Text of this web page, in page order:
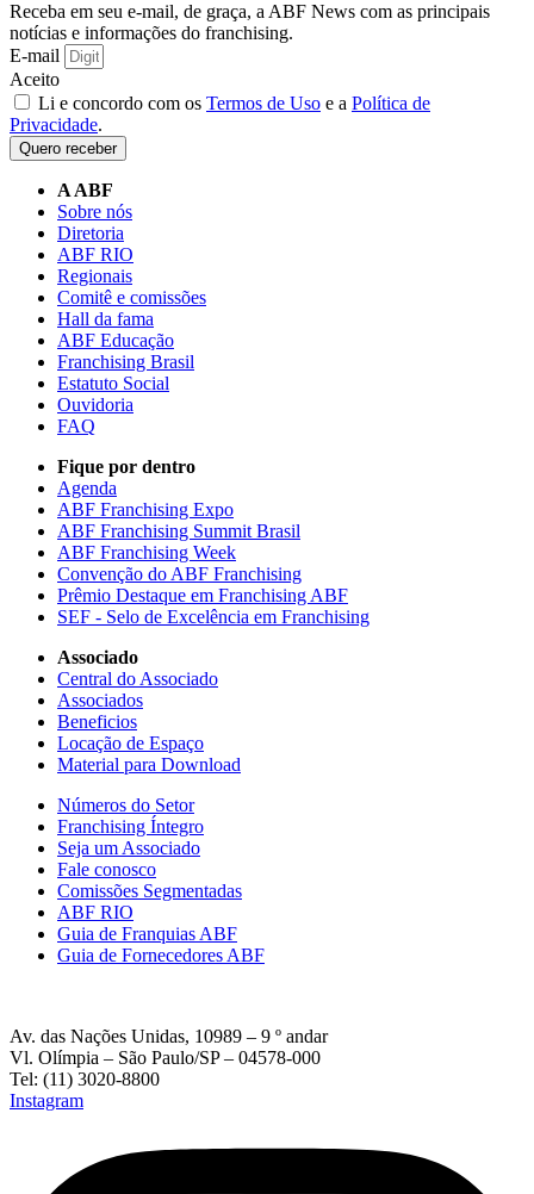
Receba em seu e-mail, de graça, a ABF News com as principais
notícias e informações do franchising.
E-mail
Aceito
Li e concordo com os Termos de Uso e a Política de
Privacidade.
Quero receber
A ABF
Sobre nós
Diretoria
ABF RIO
Regionais
Comitê e comissões
Hall da fama
ABF Educação
Franchising Brasil
Estatuto Social
Ouvidoria
FAQ
Fique por dentro
Agenda
ABF Franchising Expo
ABF Franchising Summit Brasil
ABF Franchising Week
Convenção do ABF Franchising
Prêmio Destaque em Franchising ABF
SEF - Selo de Excelência em Franchising
Associado
Central do Associado
Associados
Beneficios
Locação de Espaço
Material para Download
Números do Setor
Franchising Íntegro
Seja um Associado
Fale conosco
Comissões Segmentadas
ABF RIO
Guia de Franquias ABF
Guia de Fornecedores ABF
Av. das Nações Unidas, 10989 – 9 º andar
Vl. Olímpia – São Paulo/SP – 04578-000
Tel: (11) 3020-8800
Instagram